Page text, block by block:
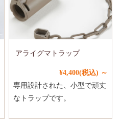
アライグマトラップ
¥4,400(税込) ～
専用設計された、小型で頑丈
なトラップです。